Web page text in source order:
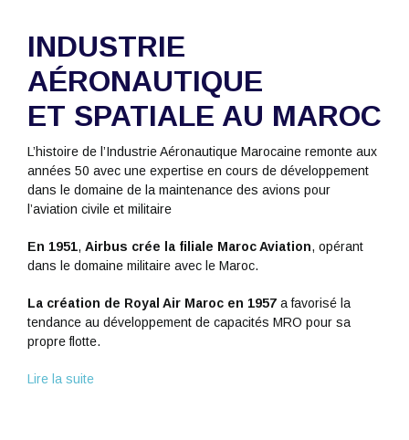
INDUSTRIE
AÉRONAUTIQUE
ET SPATIALE AU MAROC
L’histoire de l’Industrie Aéronautique Marocaine remonte aux
années 50 avec une expertise en cours de développement
dans le domaine de la maintenance des avions pour
l’aviation civile et militaire
En 1951, Airbus crée la filiale Maroc Aviation, opérant
dans le domaine militaire avec le Maroc.
La création de Royal Air Maroc en 1957a favorisé la
tendance au développement de capacités MRO pour sa
propre flotte.
Lire la suite